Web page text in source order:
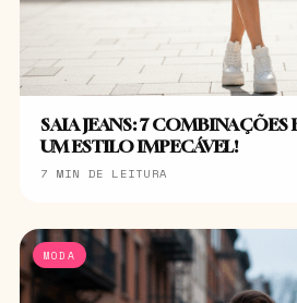
SAIA JEANS: 7 COMBINAÇÕES
UM ESTILO IMPECÁVEL!
7 MIN DE LEITURA
MODA